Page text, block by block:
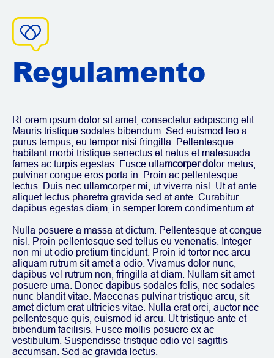
Regulamento
RLorem ipsum dolor sit amet, consectetur adipiscing elit.
Mauris tristique sodales bibendum. Sed euismod leo a
purus tempus, eu tempor nisi fringilla. Pellentesque
habitant morbi tristique senectus et netus et malesuada
fames ac turpis egestas. Fusce ullamcorper dol or metus,
pulvinar congue eros porta in. Proin ac pellentesque
lectus. Duis nec ullamcorper mi, ut viverra nisl. Ut at ante
aliquet lectus pharetra gravida sed at ante. Curabitur
dapibus egestas diam, in semper lorem condimentum at.
Nulla posuere a massa at dictum. Pellentesque at congue
nisl. Proin pellentesque sed tellus eu venenatis. Integer
non mi ut odio pretium tincidunt. Proin id tortor nec arcu
aliquam rutrum sit amet a odio. Vivamus dolor nunc,
dapibus vel rutrum non, fringilla at diam. Nullam sit amet
posuere urna. Donec dapibus sodales felis, nec sodales
nunc blandit vitae. Maecenas pulvinar tristique arcu, sit
amet dictum erat ultricies vitae. Nulla erat orci, auctor nec
pellentesque quis, euismod id arcu. Ut tristique ante et
bibendum facilisis. Fusce mollis posuere ex ac
vestibulum. Suspendisse tristique odio vel sagittis
accumsan. Sed ac gravida lectus.